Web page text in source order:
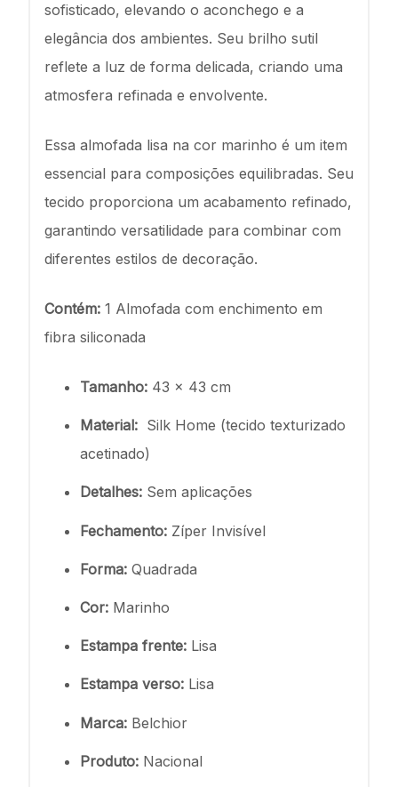
sofisticado, elevando o aconchego e a
elegância dos ambientes. Seu brilho sutil
reflete a luz de forma delicada, criando uma
atmosfera refinada e envolvente.
Essa almofada lisa na cor marinho é um item
essencial para composições equilibradas. Seu
tecido proporciona um acabamento refinado,
garantindo versatilidade para combinar com
diferentes estilos de decoração.
Contém: 1 Almofada com enchimento em
fibra siliconada
Tamanho: 43 x 43 cm
Material: Silk Home (tecido texturizado
acetinado)
Detalhes: Sem aplicações
Fechamento: Zíper Invisível
Forma: Quadrada
Cor: Marinho
Estampa frente: Lisa
Estampa verso: Lisa
Marca: Belchior
Produto: Nacional